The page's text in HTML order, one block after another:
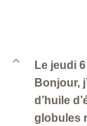
B
Le jeudi
Bonjour,
d’huile
globules